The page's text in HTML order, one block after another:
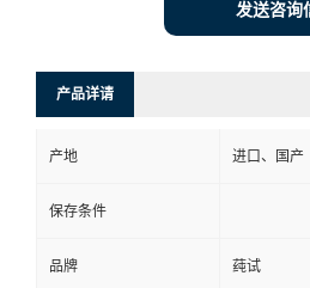
发送咨询
产品详请
产地 进口、国产
保存条件
品牌 莼试